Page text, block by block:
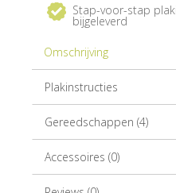
Stap-voor-stap
bijgeleverd
Omschrijving
Plakinstructies
Gereedschappen (4)
Accessoires (0)